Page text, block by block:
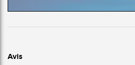
Avis